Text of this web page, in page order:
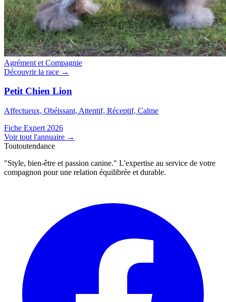
Agrément et Compagnie
Découvrir la race →
Petit Chien Lion
Affectueux, Obéissant, Attentif, Réceptif, Calme
Fiche Expert 2026
Voir tout l'annuaire →
Toutoutendance
"Style, bien-être et passion canine." L'expertise au service de votre
compagnon pour une relation équilibrée et durable.